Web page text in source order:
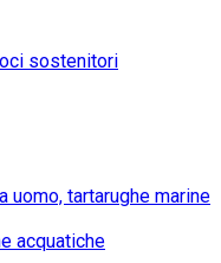
sostenitori
uomo, tartarughe marine
acquatiche